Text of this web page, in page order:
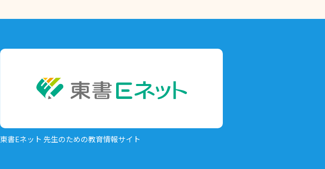
東書Eネット 先生のための教育情報サイト